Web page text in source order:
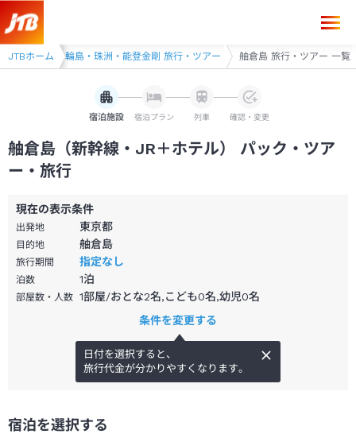
JTBホーム
・ツアー 輪島・珠洲・能登金剛 旅行・ツアー 舳倉島 旅行・ツアー 一覧
宿泊施設 宿泊プラン 列車 確認・変更
舳倉島（新幹線・JR＋ホテル） パック・ツア
ー・旅行
現在の表示条件
出発地 東京都
目的地 舳倉島
旅行期間 指定なし
泊数 1泊
部屋数・人数 1部屋/おとな2名,こども0名,幼児0名
条件を変更する
日付を選択すると、
旅行代金が分かりやすくなります。
宿泊を選択する